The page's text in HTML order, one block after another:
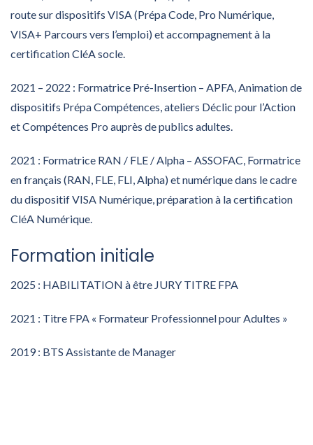
route sur dispositifs VISA (Prépa Code, Pro Numérique,
VISA+ Parcours vers l’emploi) et accompagnement à la
certification CléA socle.
2021 – 2022 : Formatrice Pré-Insertion – APFA, Animation de
dispositifs Prépa Compétences, ateliers Déclic pour l’Action
et Compétences Pro auprès de publics adultes.
2021 : Formatrice RAN / FLE / Alpha – ASSOFAC, Formatrice
en français (RAN, FLE, FLI, Alpha) et numérique dans le cadre
du dispositif VISA Numérique, préparation à la certification
CléA Numérique.
Formation initiale
2025 : HABILITATION à être JURY TITRE FPA
2021 : Titre FPA « Formateur Professionnel pour Adultes »
2019 : BTS Assistante de Manager